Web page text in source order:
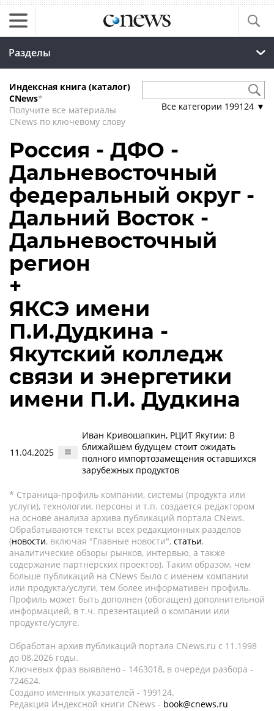
Разделы
Индексная книга (каталог)
CNews*
Получите все материалы
CNews по ключевому слову
Все категории 199124 ▼
Россия - ДФО -
Дальневосточный
федеральный округ -
Дальний Восток -
Дальневосточный
регион
+
ЯКСЭ имени
П.И.Дудкина -
Якутский колледж
связи и энергетики
имени П.И. Дудкина
11.04.2025
Иван Кривошапкин, РЦИТ Якутии: В
ближайшем будущем стоит ожидать
полного импортозамещения оставшихся
зарубежных продуктов
* Страница-профиль компании, системы (продукта или
услуги), технологии, персоны и т.п. создается редактором
на основе анализа архива публикаций портала CNews.
Обрабатываются тексты всех редакционных разделов
(новости, включая "Главные новости", статьи,
аналитические обзоры рынков, интервью, а также
содержание партнёрских проектов). Таким образом, чем
больше публикаций на CNews было с именем компании
или продукта/услуги, тем более информативен профиль.
Профиль может быть дополнен (обогащен) дополнительной
информацией, в т.ч. презентацией о компании или
продукте/услуге.
Обработан архив публикаций портала CNews.ru c 11.1998
до 08.2026 годы.
Ключевых фраз выявлено - 1463018, в очереди разбора -
724624.
Создано именных указателей - 199124.
Редакция Индексной книги CNews - book@cnews.ru